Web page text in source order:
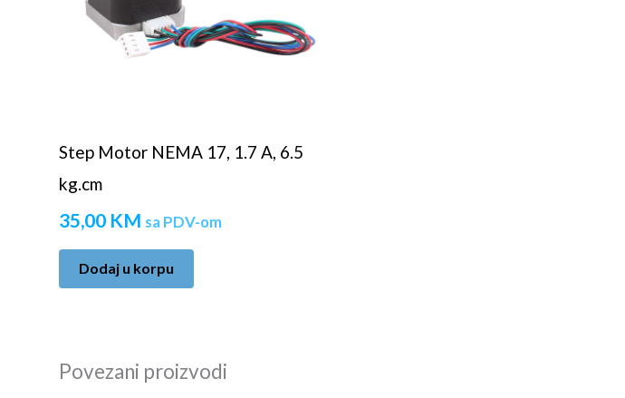
Step Motor NEMA 17, 1.7 A, 6.5
kg.cm
35,00 KM sa PDV-om
Dodaj u korpu
Povezani proizvodi